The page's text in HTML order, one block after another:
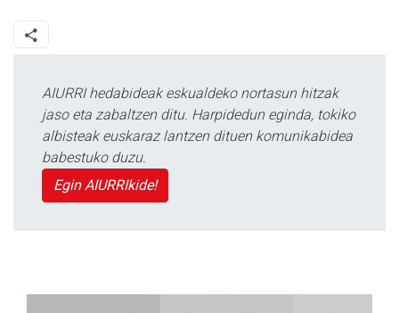
AIURRI hedabideak eskualdeko nortasun hitzak
jaso eta zabaltzen ditu. Harpidedun eginda, tokiko
albisteak euskaraz lantzen dituen komunikabidea
babestuko duzu.
Egin AIURRIkide!